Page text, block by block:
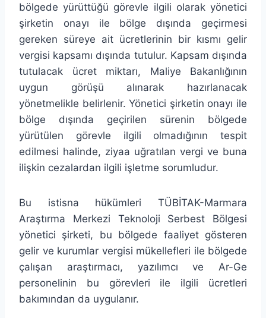
bölgede yürüttüğü görevle ilgili olarak yönetici
şirketin onayı ile bölge dışında geçirmesi
gereken süreye ait ücretlerinin bir kısmı gelir
vergisi kapsamı dışında tutulur. Kapsam dışında
tutulacak ücret miktarı, Maliye Bakanlığının
uygun görüşü alınarak hazırlanacak
yönetmelikle belirlenir. Yönetici şirketin onayı ile
bölge dışında geçirilen sürenin bölgede
yürütülen görevle ilgili olmadığının tespit
edilmesi halinde, ziyaa uğratılan vergi ve buna
ilişkin cezalardan ilgili işletme sorumludur.
Bu istisna hükümleri TÜBİTAK-Marmara
Araştırma Merkezi Teknoloji Serbest Bölgesi
yönetici şirketi, bu bölgede faaliyet gösteren
gelir ve kurumlar vergisi mükellefleri ile bölgede
çalışan araştırmacı, yazılımcı ve Ar-Ge
personelinin bu görevleri ile ilgili ücretleri
bakımından da uygulanır.